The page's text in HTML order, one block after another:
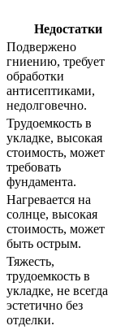
Недостатки
Подвержено
гниению, требует
обработки
антисептиками,
недолговечно.
Трудоемкость в
укладке, высокая
стоимость, может
требовать
фундамента.
Нагревается на
солнце, высокая
стоимость, может
быть острым.
Тяжесть,
трудоемкость в
укладке, не всегда
эстетично без
отделки.